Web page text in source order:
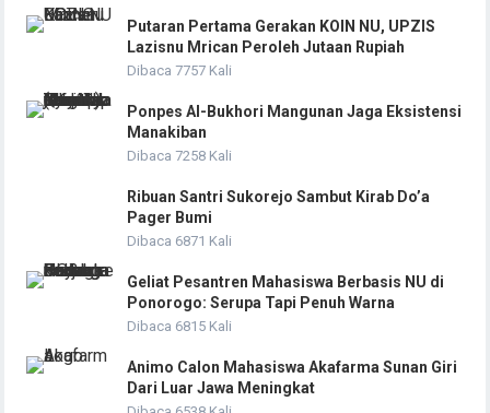
Putaran Pertama Gerakan KOIN NU, UPZIS
Lazisnu Mrican Peroleh Jutaan Rupiah
Dibaca 7757 Kali
Ponpes Al-Bukhori Mangunan Jaga Eksistensi
Manakiban
Dibaca 7258 Kali
Ribuan Santri Sukorejo Sambut Kirab Do’a
Pager Bumi
Dibaca 6871 Kali
Geliat Pesantren Mahasiswa Berbasis NU di
Ponorogo: Serupa Tapi Penuh Warna
Dibaca 6815 Kali
Animo Calon Mahasiswa Akafarma Sunan Giri
Dari Luar Jawa Meningkat